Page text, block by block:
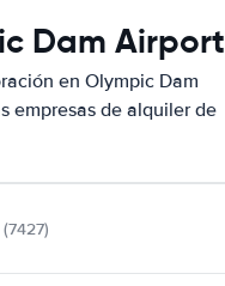
Dam Airport
en Olympic Dam
empresas de alquiler de
(7427)